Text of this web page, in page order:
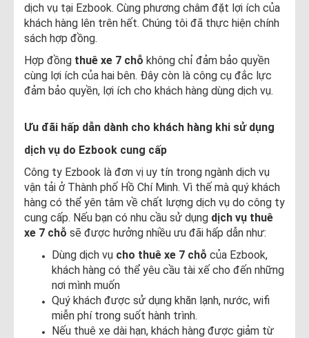
dịch vụ tại Ezbook. Cùng phương châm đặt lợi ích của
khách hàng lên trên hết. Chúng tôi đã thực hiện chính
sách hợp đồng.
Hợp đồng thuê xe 7 chỗ không chỉ đảm bảo quyền
cùng lợi ích của hai bên. Đây còn là công cụ đắc lực
đảm bảo quyền, lợi ích cho khách hàng dùng dịch vụ.
Ưu đãi hấp dẫn dành cho khách hàng khi sử dụng
dịch vụ do Ezbook cung cấp
Công ty Ezbook là đơn vị uy tín trong ngành dịch vụ
vận tải ở Thành phố Hồ Chí Minh. Vì thế mà quý khách
hàng có thể yên tâm về chất lượng dịch vụ do công ty
cung cấp. Nếu bạn có nhu cầu sử dụng dịch vụ thuê
xe 7 chỗ sẽ được hưởng nhiều ưu đãi hấp dẫn như:
Dùng dịch vụ cho thuê xe 7 chỗ của Ezbook,
khách hàng có thể yêu cầu tài xế cho đến những
nơi mình muốn
Quý khách được sử dụng khăn lạnh, nước, wifi
miễn phí trong suốt hành trình.
Nếu thuê xe dài hạn, khách hàng được giảm từ